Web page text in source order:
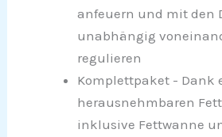
anfeuern und mit den
unabhängig
regulieren
Komplettpaket - Dank
herausnehmbaren
inklusive Fettwanne